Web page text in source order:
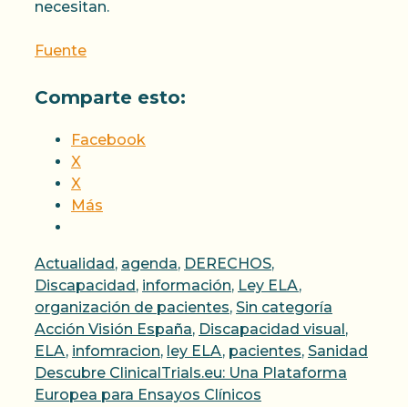
necesitan.
Fuente
Comparte esto:
Facebook
X
X
Más
Categorías
Actualidad, agenda, DERECHOS,
Discapacidad, información, Ley ELA,
organización de pacientes, Sin categoría
Acción Visión España, Discapacidad visual,
ELA, infomracion, ley ELA, pacientes, Sanidad
Descubre ClinicalTrials.eu: Una Plataforma
Europea para Ensayos Clínicos